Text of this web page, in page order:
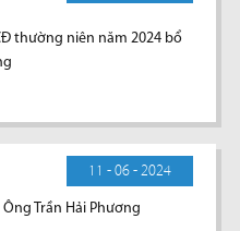
thường niên năm 2024 bổ
11 - 06 - 2024
Trần Hải Phương